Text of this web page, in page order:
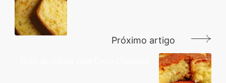
post
Próximo artigo